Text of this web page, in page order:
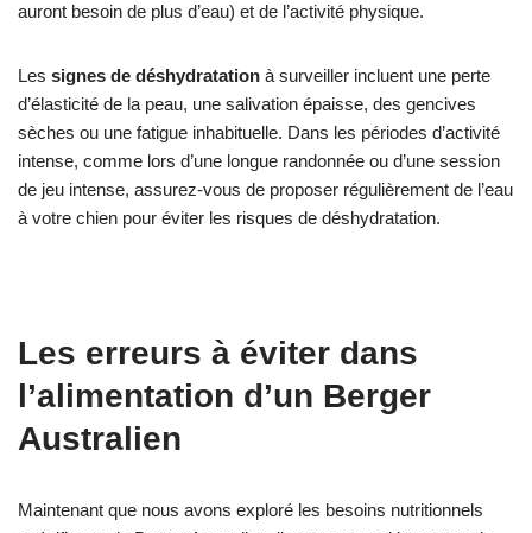
auront besoin de plus d’eau) et de l’activité physique.
Les signes de déshydratation à surveiller incluent une perte
d’élasticité de la peau, une salivation épaisse, des gencives
sèches ou une fatigue inhabituelle. Dans les périodes d’activité
intense, comme lors d’une longue randonnée ou d’une session
de jeu intense, assurez-vous de proposer régulièrement de l’eau
à votre chien pour éviter les risques de déshydratation.
Les erreurs à éviter dans
l’alimentation d’un Berger
Australien
Maintenant que nous avons exploré les besoins nutritionnels